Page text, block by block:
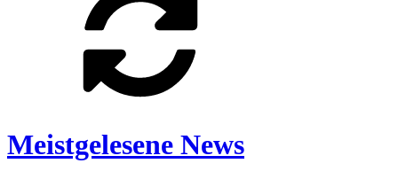
Meistgelesene News